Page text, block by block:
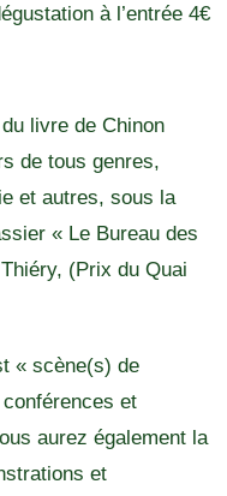
à l’entrée 4€
livre de Chinon
de tous genres,
et autres, sous la
« Le Bureau des
(Prix du Quai
« scène(s) de
et
aurez également la
et